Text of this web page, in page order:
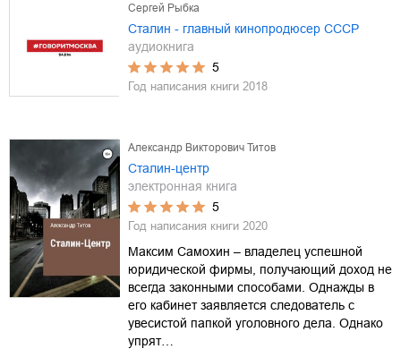
Сергей Рыбка
Сталин - главный кинопродюсер СССР
аудиокнига
5
Год написания книги 2018
Александр Викторович Титов
Сталин-центр
электронная книга
5
Год написания книги 2020
Максим Самохин – владелец успешной
юридической фирмы, получающий доход не
всегда законными способами. Однажды в
его кабинет заявляется следователь с
увесистой папкой уголовного дела. Однако
упрят…